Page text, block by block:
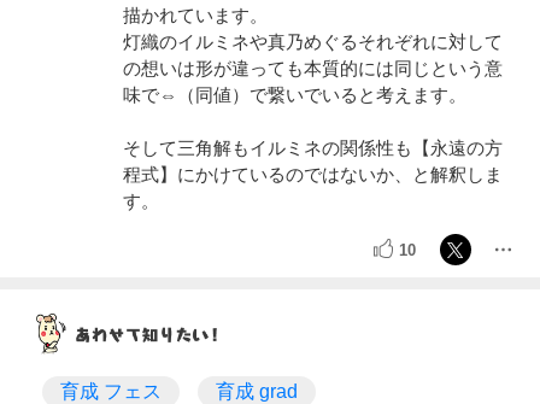
描かれています。
灯織のイルミネや真乃めぐるそれぞれに対して
の想いは形が違っても本質的には同じという意
味で⇔（同値）で繋いでいると考えます。
そして三角解もイルミネの関係性も【永遠の方
程式】にかけているのではないか、と解釈しま
す。
10
育成 フェス 育成 grad